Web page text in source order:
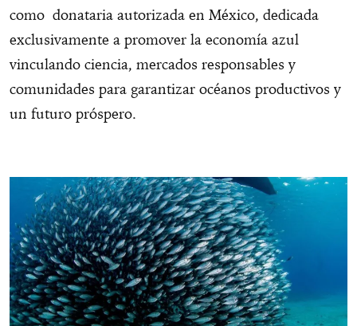
como donataria autorizada en México, dedicada
exclusivamente a promover la economía azul
vinculando ciencia, mercados responsables y
comunidades para garantizar océanos productivos y
un futuro próspero.